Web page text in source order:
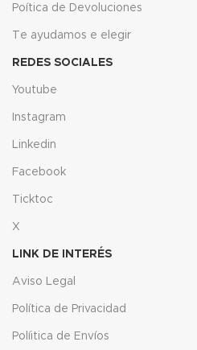
Poítica de Devoluciones
Te ayudamos e elegir
REDES SOCIALES
Youtube
Instagram
Linkedin
Facebook
Ticktoc
X
LINK DE INTERÉS
Aviso Legal
Política de Privacidad
Políitica de Envíos